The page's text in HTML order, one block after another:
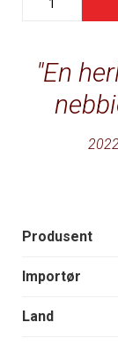
En
Produsent
Importør
Land